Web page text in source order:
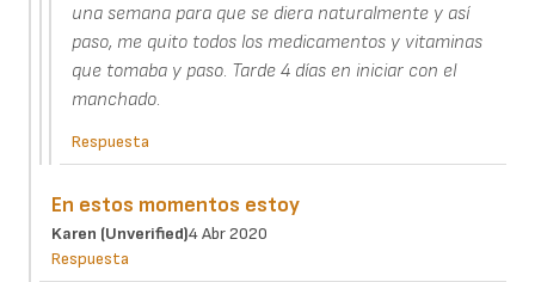
una semana para que se diera naturalmente y así
paso, me quito todos los medicamentos y vitaminas
que tomaba y paso. Tarde 4 días en iniciar con el
manchado.
Respuesta
En estos momentos estoy
Karen (unverified)4 Abr 2020
Respuesta